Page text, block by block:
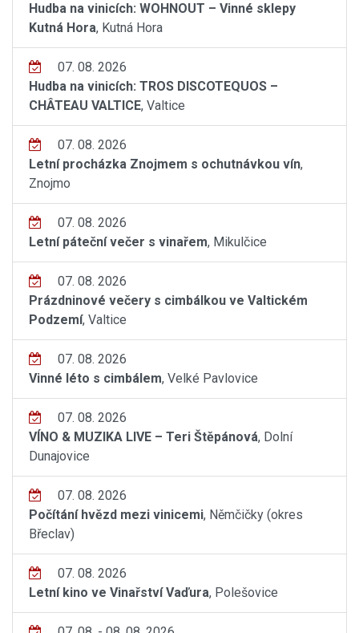
Hudba na vinicích: WOHNOUT – Vinné sklepy
Kutná Hora, Kutná Hora
07. 08. 2026
Hudba na vinicích: TROS DISCOTEQUOS –
CHÂTEAU VALTICE, Valtice
07. 08. 2026
Letní procházka Znojmem s ochutnávkou vín,
Znojmo
07. 08. 2026
Letní páteční večer s vinařem, Mikulčice
07. 08. 2026
Prázdninové večery s cimbálkou ve Valtickém
Podzemí, Valtice
07. 08. 2026
Vinné léto s cimbálem, Velké Pavlovice
07. 08. 2026
VÍNO & MUZIKA LIVE – Teri Štěpánová, Dolní
Dunajovice
07. 08. 2026
Počítání hvězd mezi vinicemi, Němčičky (okres
Břeclav)
07. 08. 2026
Letní kino ve Vinařství Vaďura, Polešovice